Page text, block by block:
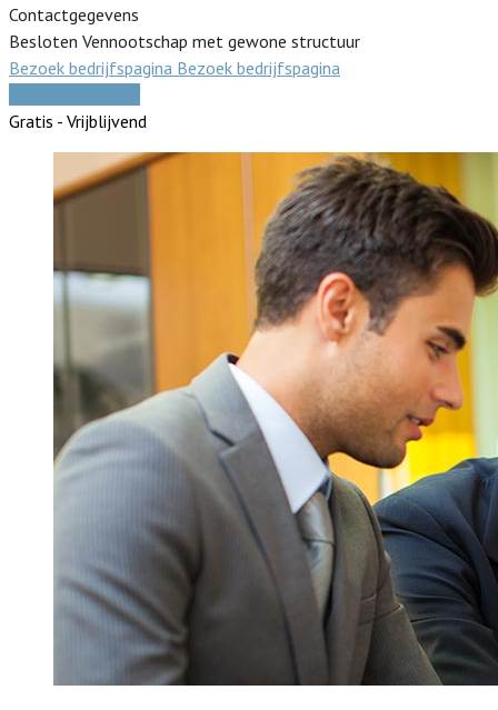
Contactgegevens
Besloten Vennootschap met gewone structuur
Bezoek bedrijfspagina Bezoek bedrijfspagina
Gratis - Vrijblijvend